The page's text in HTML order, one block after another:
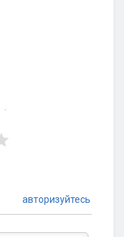
авторизуйтесь